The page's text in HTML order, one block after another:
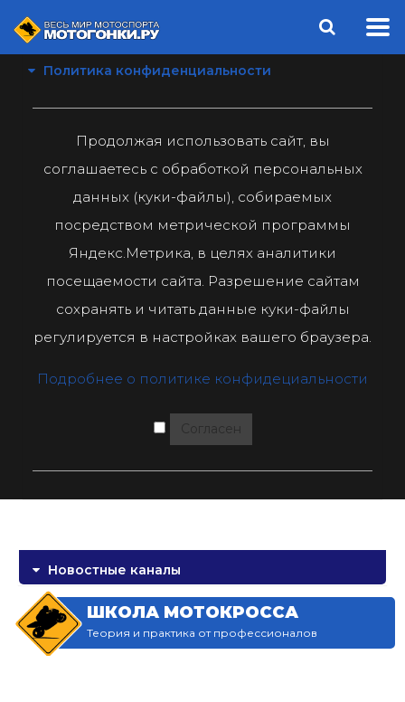
Политика конфиденциальности
Продолжая использовать сайт, вы
соглашаетесь с обработкой персональных
данных (куки-файлы), собираемых
посредством метрической программы
Яндекс.Метрика, в целях аналитики
посещаемости сайта. Разрешение сайтам
сохранять и читать данные куки-файлы
регулируется в настройках вашего браузера.
Подробнее о политике конфидециальности
Согласен
Новостные каналы
ШКОЛА МОТОКРОССА
Теория и практика от профессионалов